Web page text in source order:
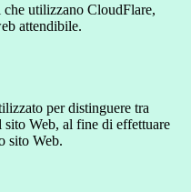
utilizzano CloudFlare,
attendibile.
per distinguere tra
Web, al fine di effettuare
sito Web.